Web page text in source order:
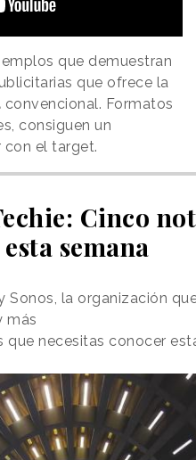
que demuestran
que ofrece la
convencional. Formatos
consiguen un
el target.
Cinco
esta semana
Sonos, la organización
más
que necesitas conocer